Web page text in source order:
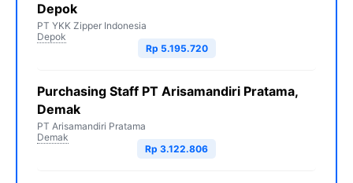
Depok
PT YKK Zipper Indonesia
Depok
Rp 5.195.720
Purchasing Staff PT Arisamandiri Pratama,
Demak
PT Arisamandiri Pratama
Demak
Rp 3.122.806